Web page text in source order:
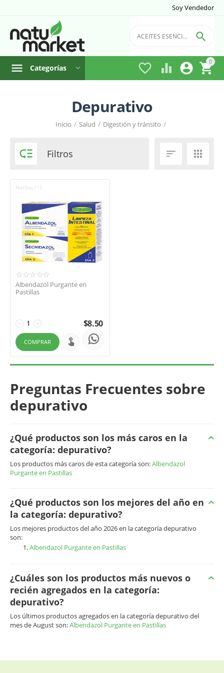
Soy Vendedor
0


 

Categorías
Depurativo
Inicio / Salud / Digestión y tránsito /
 Filtros  
NatDay115
Albendazol Purgante en
Pastillas
+
− $8.50
COMPRAR
Preguntas Frecuentes sobre
depurativo
¿Qué productos son los más caros en la
categoría: depurativo?
Los productos más caros de esta categoría son:Albendazol
Purgante en Pastillas
¿Qué productos son los mejores del año en
la categoría: depurativo?
Los mejores productos del año 2026 en la categoría depurativo
son:
Albendazol Purgante en Pastillas
¿Cuáles son los productos más nuevos o
recién agregados en la categoría:
depurativo?
Los últimos productos agregados en la categoría depurativo del
mes de August son:Albendazol Purgante en Pastillas